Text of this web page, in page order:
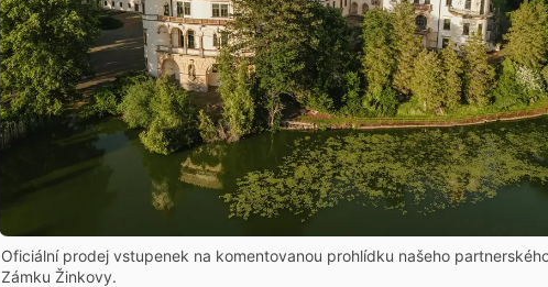
Oficiální prodej vstupenek na komentovanou prohlídku našeho
Zámku Žinkovy.